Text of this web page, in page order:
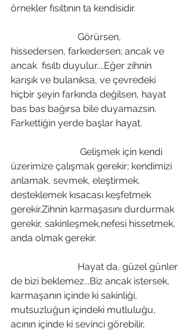
örnekler fısıltının ta kendisidir.
Görürsen,
hissedersen, farkedersen; ancak ve
ancak  fısıltı duyulur....Eğer zihnin
karışık ve bulanıksa, ve çevredeki
hiçbir şeyin farkında değilsen, hayat
bas bas bağırsa bile duyamazsın.
Farkettiğin yerde başlar hayat.
Gelişmek için kendi
üzerimize çalışmak gerekir; kendimizi
anlamak, sevmek, eleştirmek,
desteklemek kısacası keşfetmek
gerekir.Zihnin karmaşasını durdurmak
gerekir, sakinleşmek,nefesi hissetmek,
anda olmak gerekir.
Hayat da, güzel günler
de bizi beklemez...Biz ancak istersek,
karmaşanın içinde ki sakinliği,
mutsuzluğun içindeki mutluluğu,
acının içinde ki sevinci görebilir,